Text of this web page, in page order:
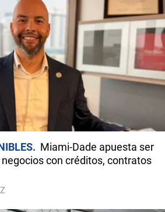
Miami-Dade apuesta ser
con créditos, contratos